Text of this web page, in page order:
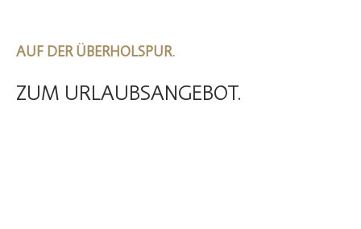
AUF DER ÜBERHOLSPUR.
ZUM URLAUBSANGEBOT.